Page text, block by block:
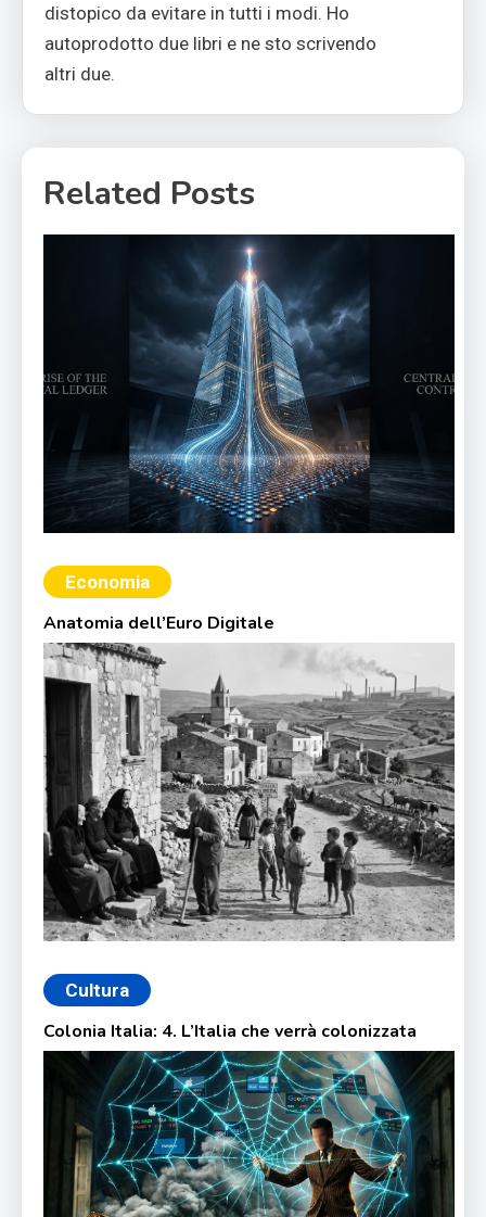
distopico da evitare in tutti i modi. Ho
autoprodotto due libri e ne sto scrivendo
altri due.
Related Posts
Economia
Anatomia dell’Euro Digitale
Cultura
Colonia Italia: 4. L’Italia che verrà colonizzata